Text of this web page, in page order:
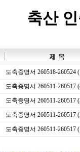
축산
도축증명서 260518-260524
도축증명서 260511-260517
도축증명서 260511-260517
도축증명서 260511-260517
도축증명서 260511-260517